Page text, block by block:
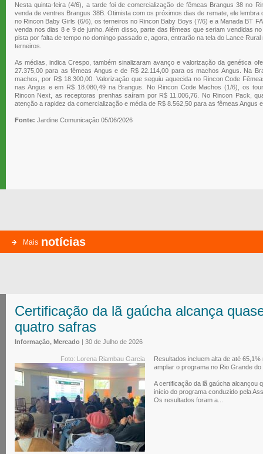
Nesta quinta-feira (4/6), a tarde foi de comercialização de fêmeas Brangus 38 no
venda de ventres Brangus 38B. Otimista com os próximos dias de remate, ele
no Rincon Baby Girls (6/6), os terneiros no Rincon Baby Boys (7/6) e a Manada BT
venda nos dias 8 e 9 de junho. Além disso, parte das fêmeas que seriam vendidas
pista por falta de tempo no domingo passado e, agora, entrarão na tela do Lance
terneiros.
As médias, indica Crespo, também sinalizaram avanço e valorização da genética
27.375,00 para as fêmeas Angus e de R$ 22.114,00 para os machos Angus. Na
machos, por R$ 18.300,00. Valorização que seguiu aquecida no Rincon Code
nas Angus e em R$ 18.080,49 na Brangus. No Rincon Code Machos (1/6), os
Rincon Next, as receptoras prenhas saíram por R$ 11.006,76. No Rincon Pack,
atenção a rapidez da comercialização e média de R$ 8.562,50 para as fêmeas Angus
Fonte: Jardine Comunicação 05/06/2026
Mais notícias
Certificação da lã gaúcha alcança
quatro safras
Informação, Mercado | 30 de Julho de 2026
Foto: Lorena Riambau Garcia
Resultados incluem alta de até
ampliar o programa no Rio Grande do
A certificação da lã gaúcha alcançou
início do programa conduzido pela
Os resultados foram a...